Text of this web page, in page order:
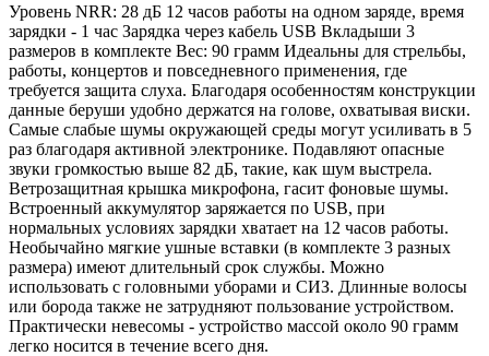
Уровень NRR: 28 дБ 12 часов работы на одном заряде, время
зарядки - 1 час Зарядка через кабель USB Вкладыши 3
размеров в комплекте Вес: 90 грамм Идеальны для стрельбы,
работы, концертов и повседневного применения, где
требуется защита слуха. Благодаря особенностям конструкции
данные беруши удобно держатся на голове, охватывая виски.
Самые слабые шумы окружающей среды могут усиливать в 5
раз благодаря активной электронике. Подавляют опасные
звуки громкостью выше 82 дБ, такие, как шум выстрела.
Ветрозащитная крышка микрофона, гасит фоновые шумы.
Встроенный аккумулятор заряжается по USB, при
нормальных условиях зарядки хватает на 12 часов работы.
Необычайно мягкие ушные вставки (в комплекте 3 разных
размера) имеют длительный срок службы. Можно
использовать с головными уборами и СИЗ. Длинные волосы
или борода также не затрудняют пользование устройством.
Практически невесомы - устройство массой около 90 грамм
легко носится в течение всего дня.